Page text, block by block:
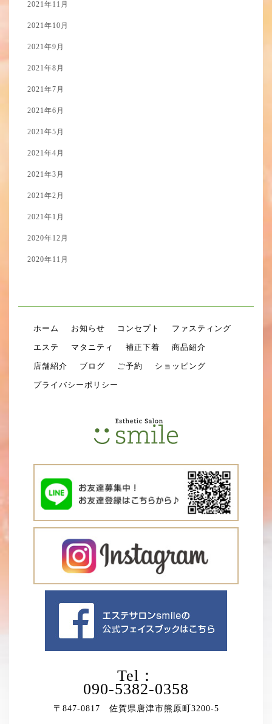
2021年11月
2021年10月
2021年9月
2021年8月
2021年7月
2021年6月
2021年5月
2021年4月
2021年3月
2021年2月
2021年1月
2020年12月
2020年11月
ホーム お知らせ コンセプト ファスティング
エステ マタニティ 補正下着 商品紹介
店舗紹介 ブログ ご予約 ショッピング
プライバシーポリシー
Tel：
090-5382-0358
〒847-0817 佐賀県唐津市熊原町3200-5